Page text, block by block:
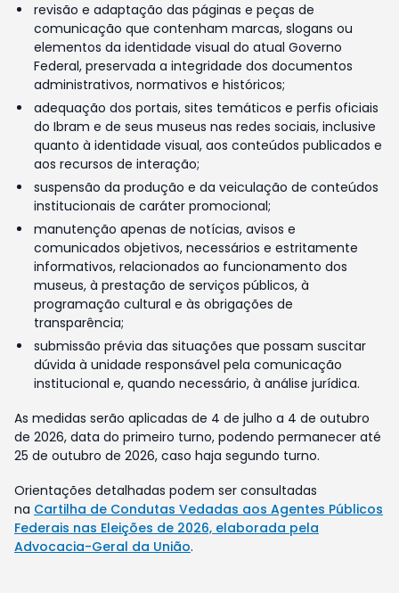
revisão e adaptação das páginas e peças de
comunicação que contenham marcas, slogans ou
elementos da identidade visual do atual Governo
Federal, preservada a integridade dos documentos
administrativos, normativos e históricos;
adequação dos portais, sites temáticos e perfis oficiais
do Ibram e de seus museus nas redes sociais, inclusive
quanto à identidade visual, aos conteúdos publicados e
aos recursos de interação;
suspensão da produção e da veiculação de conteúdos
institucionais de caráter promocional;
manutenção apenas de notícias, avisos e
comunicados objetivos, necessários e estritamente
informativos, relacionados ao funcionamento dos
museus, à prestação de serviços públicos, à
programação cultural e às obrigações de
transparência;
submissão prévia das situações que possam suscitar
dúvida à unidade responsável pela comunicação
institucional e, quando necessário, à análise jurídica.
As medidas serão aplicadas de 4 de julho a 4 de outubro
de 2026, data do primeiro turno, podendo permanecer até
25 de outubro de 2026, caso haja segundo turno.
Orientações detalhadas podem ser consultadas
na Cartilha de Condutas Vedadas aos Agentes Públicos
Federais nas Eleições de 2026, elaborada pela
Advocacia-Geral da União.